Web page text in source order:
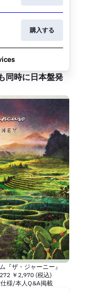
購入する
同時に日本盤発
『ザ・ジャーニー』
￥2,970 (税込)
様/本人Q&A掲載